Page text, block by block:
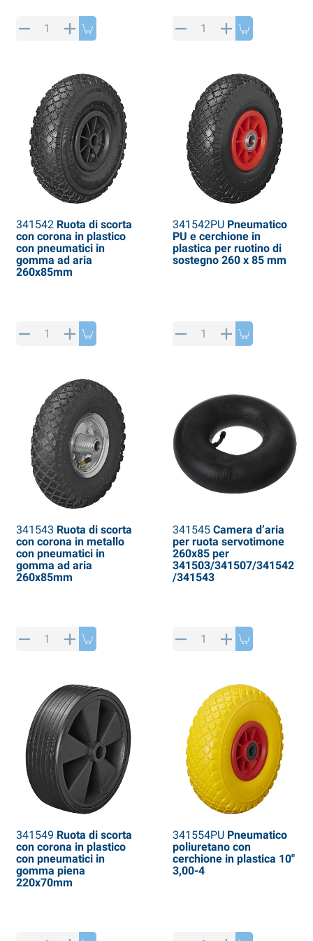
341542Ruota di scorta
con corona in plastico
con pneumatici in
gomma ad aria
260x85mm
341542PUPneumatico
PU e cerchione in
plastica per ruotino di
sostegno 260 x 85 mm
341543 Ruota di scorta
con corona in metallo
con pneumatici in
gomma ad aria
260x85mm
341545Camera d’aria
per ruota servotimone
260x85 per
341503/341507/341542
/341543
341549 Ruota di scorta
con corona in plastico
con pneumatici in
gomma piena
220x70mm
341554PUPneumatico
poliuretano con
cerchione in plastica 10"
3,00-4